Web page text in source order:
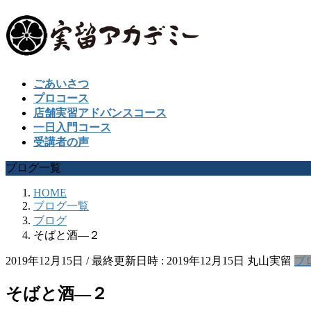
ごあいさつ
プロコース
店舗実習アドバンスコース
一日入門コース
受講者の声
ブログ一覧
HOME
ブログ一覧
ブログ
そばと酒―２
2019年12月15日 / 最終更新日時 : 2019年12月15日 丸山実留 ブ
そばと酒―２